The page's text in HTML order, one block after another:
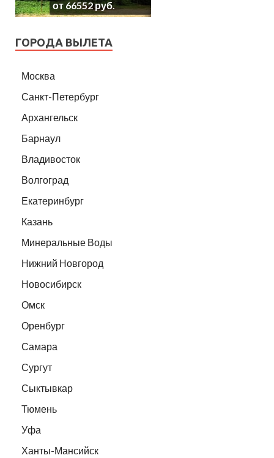
от 66552 руб.
ГОРОДА ВЫЛЕТА
Москва
Санкт-Петербург
Архангельск
Барнаул
Владивосток
Волгоград
Екатеринбург
Казань
Минеральные Воды
Нижний Новгород
Новосибирск
Омск
Оренбург
Самара
Сургут
Сыктывкар
Тюмень
Уфа
Ханты-Мансийск